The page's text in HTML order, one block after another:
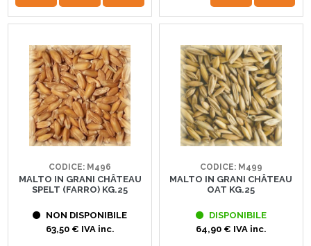
CODICE: M496
MALTO IN GRANI CHÂTEAU
SPELT (FARRO) KG.25
NON DISPONIBILE
63,50 € IVA inc.
CODICE: M499
MALTO IN GRANI CHÂTEAU
OAT KG.25
DISPONIBILE
64,90 € IVA inc.